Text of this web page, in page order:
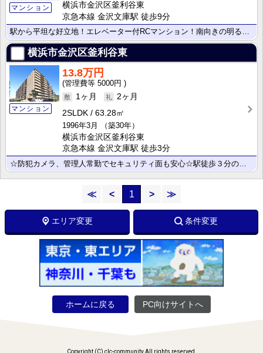
マンション
横浜市金沢区釜利谷東
京急本線 金沢文庫駅 徒歩9分
駅から平坦な好立地！エレベーター付RCマンション！南向きの明るいお部屋です。商業施設、クリニック、学･･･
横浜市金沢区釜利谷東
マンション
13.8万円
5000円
1ヶ月
2ヶ月
2SLDK
63.28㎡
1996年3月
（築30年）
横浜市金沢区釜利谷東
京急本線 金沢文庫駅 徒歩3分
≪ < 1 > ≫
エリア変更 条件変更
ホームに戻る PC向けサイトへ
Copyright (C) clc-community All rights reserved.